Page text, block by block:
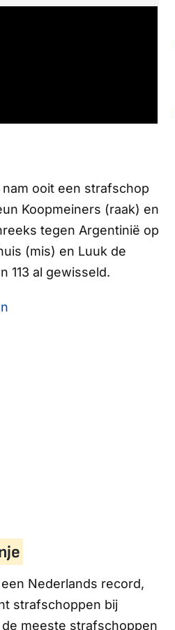
ooit een strafschop
Koopmeiners (raak) en
tegen Argentinië op
(mis) en Luuk de
113 al gewisseld.
Nederlands record,
strafschoppen bij
meeste strafschoppen